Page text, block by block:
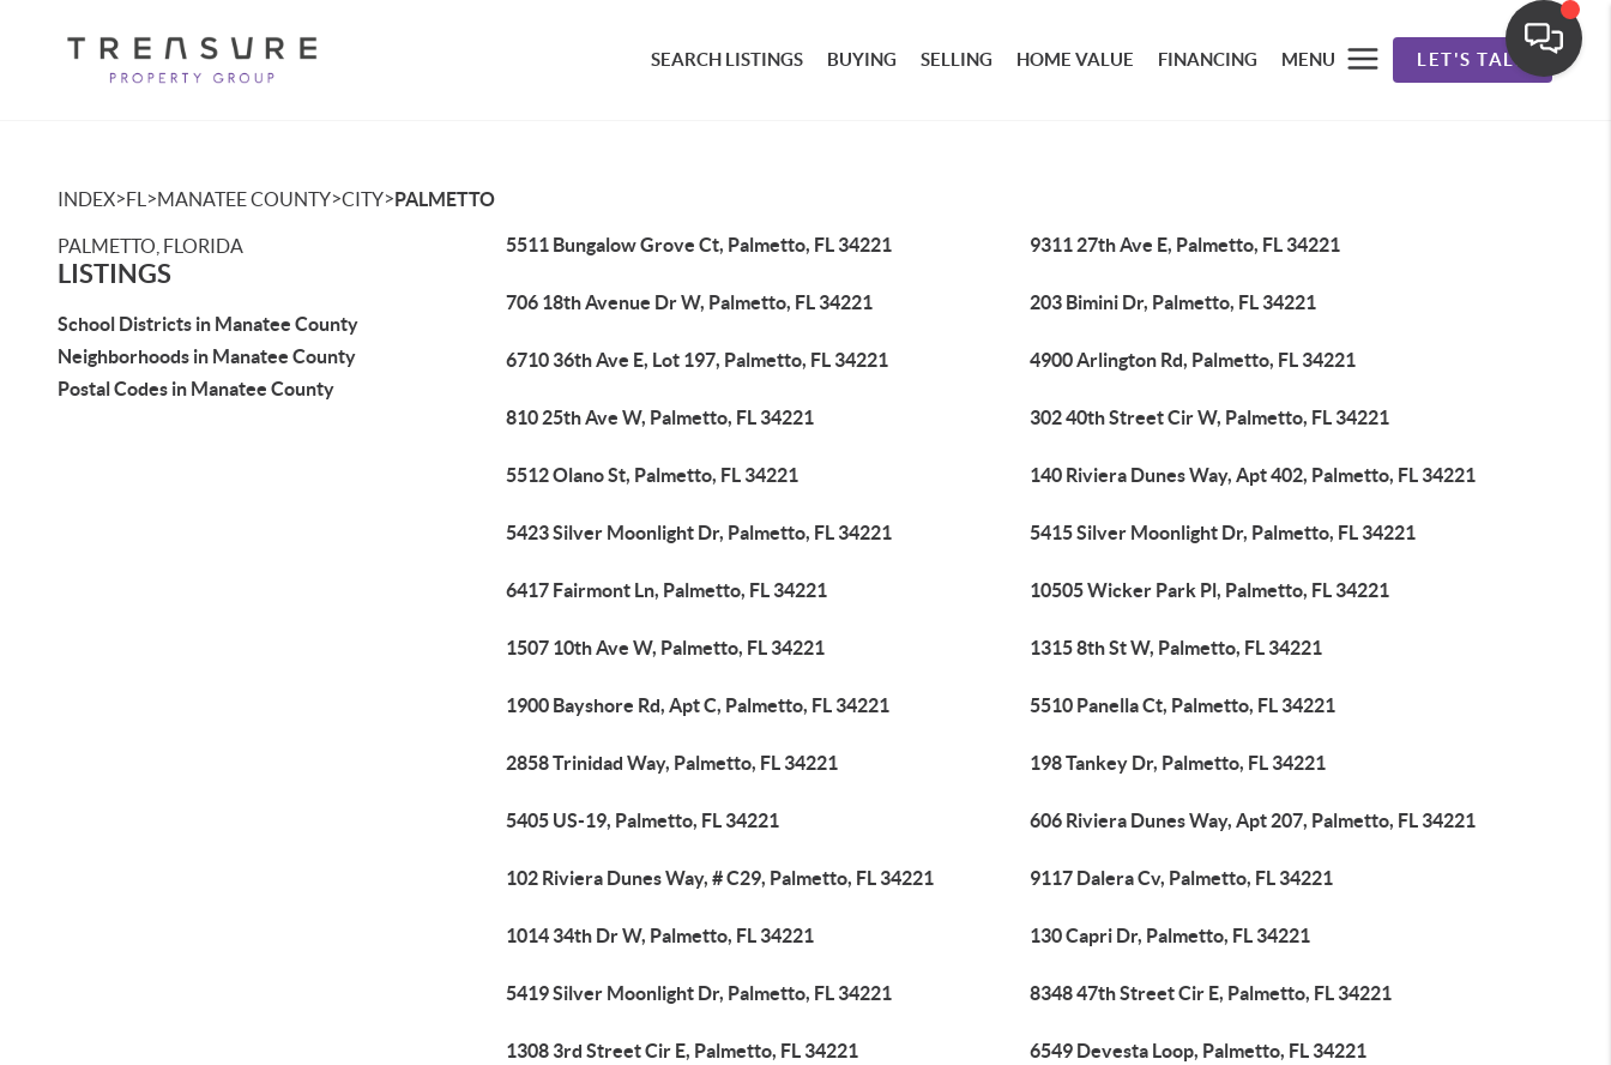
SEARCH LISTINGS BUYING SELLING HOME VALUE FINANCING MENU LET'S TALK
INDEX>FL >MANATEE COUNTY>CITY>PALMETTO
PALMETTO, FLORIDA
LISTINGS
School Districts in Manatee County
Neighborhoods in Manatee County
Postal Codes in Manatee County
5511 Bungalow Grove Ct, Palmetto, FL 34221 9311 27th Ave E, Palmetto, FL 34221
706 18th Avenue Dr W, Palmetto, FL 34221 203 Bimini Dr, Palmetto, FL 34221
6710 36th Ave E, Lot 197, Palmetto, FL 34221 4900 Arlington Rd, Palmetto, FL 34221
810 25th Ave W, Palmetto, FL 34221 302 40th Street Cir W, Palmetto, FL 34221
5512 Olano St, Palmetto, FL 34221 140 Riviera Dunes Way, Apt 402, Palmetto, FL 34221
5423 Silver Moonlight Dr, Palmetto, FL 34221 5415 Silver Moonlight Dr, Palmetto, FL 34221
6417 Fairmont Ln, Palmetto, FL 34221 10505 Wicker Park Pl, Palmetto, FL 34221
1507 10th Ave W, Palmetto, FL 34221 1315 8th St W, Palmetto, FL 34221
1900 Bayshore Rd, Apt C, Palmetto, FL 34221 5510 Panella Ct, Palmetto, FL 34221
2858 Trinidad Way, Palmetto, FL 34221 198 Tankey Dr, Palmetto, FL 34221
5405 US-19, Palmetto, FL 34221 606 Riviera Dunes Way, Apt 207, Palmetto, FL 34221
102 Riviera Dunes Way, # C29, Palmetto, FL 34221 9117 Dalera Cv, Palmetto, FL 34221
1014 34th Dr W, Palmetto, FL 34221 130 Capri Dr, Palmetto, FL 34221
5419 Silver Moonlight Dr, Palmetto, FL 34221 8348 47th Street Cir E, Palmetto, FL 34221
1308 3rd Street Cir E, Palmetto, FL 34221 6549 Devesta Loop, Palmetto, FL 34221